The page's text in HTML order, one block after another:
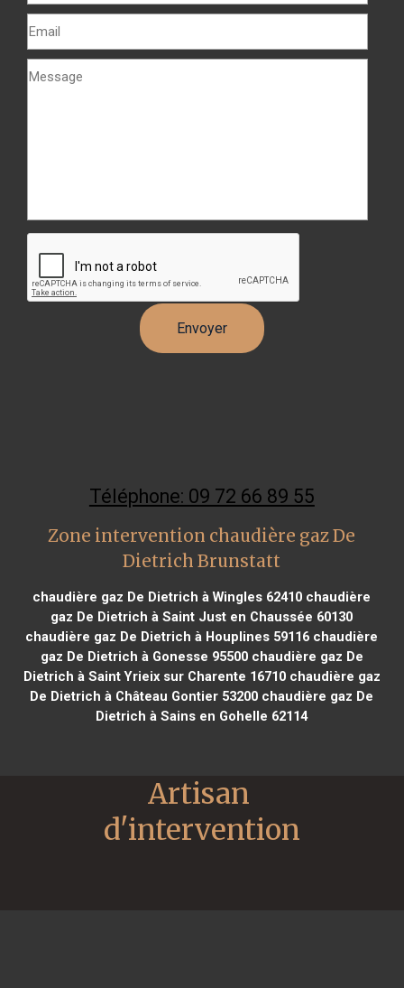
Téléphone: 09 72 66 89 55
Zone intervention chaudière gaz De
Dietrich Brunstatt
chaudière gaz De Dietrich à Wingles 62410 chaudière
gaz De Dietrich à Saint Just en Chaussée 60130
chaudière gaz De Dietrich à Houplines 59116 chaudière
gaz De Dietrich à Gonesse 95500chaudière gaz De
Dietrich à Saint Yrieix sur Charente 16710chaudière gaz
De Dietrich à Château Gontier 53200 chaudière gaz De
Dietrich à Sains en Gohelle 62114
Artisan
d'intervention